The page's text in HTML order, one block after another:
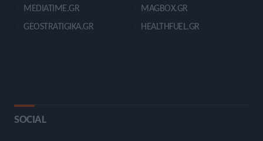
MEDIATIME.GR
GEOSTRATIGIKA.GR
MAGBOX.GR
HEALTHFUEL.GR
SOCIAL